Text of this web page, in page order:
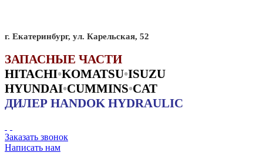
г. Екатеринбург, ул. Карельская, 52
ЗАПАСНЫЕ ЧАСТИ
HITACHI•KOMATSU•ISUZU
HYUNDAI•CUMMINS•CAT
ДИЛЕР HANDOK HYDRAULIC
Заказать звонок
Написать нам